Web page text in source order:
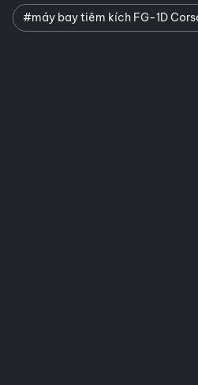
#máy bay tiêm kích FG-1D